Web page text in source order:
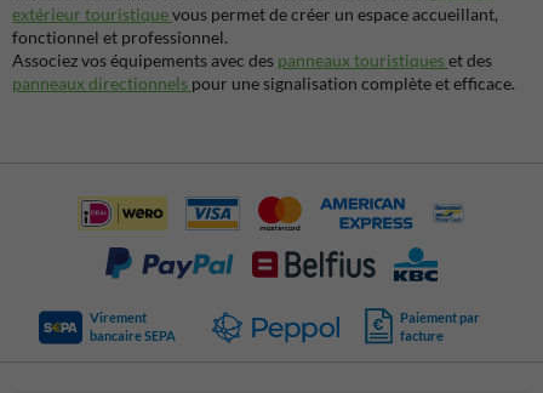
extérieur touristiquevous permet de créer un espace accueillant,
fonctionnel et professionnel.
Associez vos équipements avec des panneaux touristiqueset des
panneaux directionnels pour une signalisation complète et efficace.
Virement
bancaire SEPA
Paiement par
facture